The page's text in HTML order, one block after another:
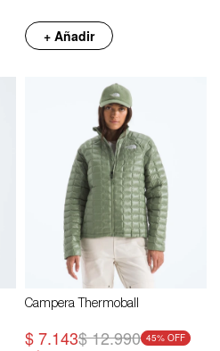
+ Añadir
Campera Thermoball
$7.143$12.990 45